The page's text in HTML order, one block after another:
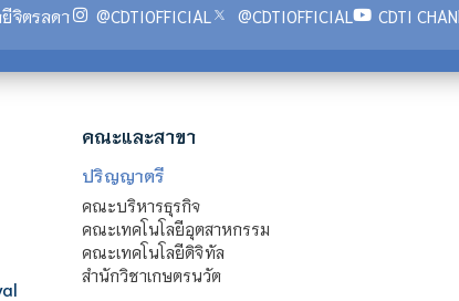
จิตรลดา @CDTIOFFICIAL @CDTIOFFICIAL CDTI
คณะและสาขา
ปริญญาตรี
คณะบริหารธุรกิจ
คณะเทคโนโลยีอุตสาหกรรม
คณะเทคโนโลยีดิจิทัล
สำนักวิชาเกษตรนวัต